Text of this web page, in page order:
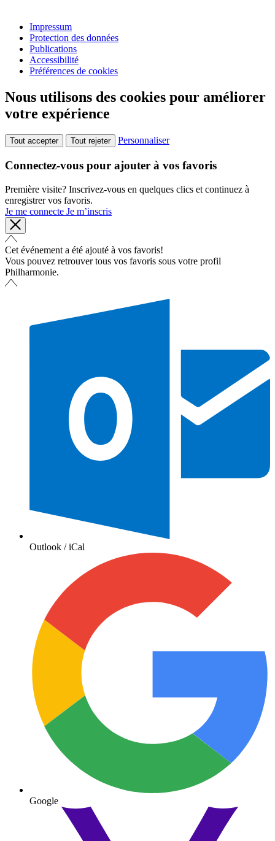
Impressum
Protection des données
Publications
Accessibilité
Préférences de cookies
Nous utilisons des cookies pour améliorer
votre expérience
Tout accepter Tout rejeter Personnaliser
Connectez-vous pour ajouter à vos favoris
Première visite? Inscrivez-vous en quelques clics et continuez à
enregistrer vos favoris.
Je me connecte Je m’inscris
Cet événement a été ajouté à vos favoris!
Vous pouvez retrouver tous vos favoris sous votre profil
Philharmonie.
Outlook / iCal
Google